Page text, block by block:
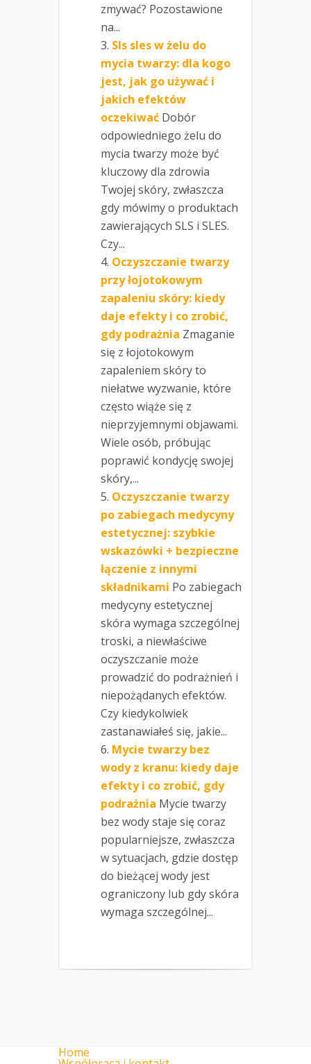
zmywać? Pozostawione
na...
Sls sles w żelu do
mycia twarzy: dla kogo
jest, jak go używać i
jakich efektów
oczekiwać Dobór
odpowiedniego żelu do
mycia twarzy może być
kluczowy dla zdrowia
Twojej skóry, zwłaszcza
gdy mówimy o produktach
zawierających SLS i SLES.
Czy...
Oczyszczanie twarzy
przy łojotokowym
zapaleniu skóry: kiedy
daje efekty i co zrobić,
gdy podrażnia Zmaganie
się z łojotokowym
zapaleniem skóry to
niełatwe wyzwanie, które
często wiąże się z
nieprzyjemnymi objawami.
Wiele osób, próbując
poprawić kondycję swojej
skóry,...
Oczyszczanie twarzy
po zabiegach medycyny
estetycznej: szybkie
wskazówki + bezpieczne
łączenie z innymi
składnikami Po zabiegach
medycyny estetycznej
skóra wymaga szczególnej
troski, a niewłaściwe
oczyszczanie może
prowadzić do podrażnień i
niepożądanych efektów.
Czy kiedykolwiek
zastanawiałeś się, jakie...
Mycie twarzy bez
wody z kranu: kiedy daje
efekty i co zrobić, gdy
podrażnia Mycie twarzy
bez wody staje się coraz
popularniejsze, zwłaszcza
w sytuacjach, gdzie dostęp
do bieżącej wody jest
ograniczony lub gdy skóra
wymaga szczególnej...
Home